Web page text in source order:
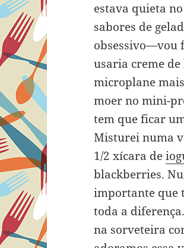
estava quieta
sabores de
obsessivo—vou
usaria creme
microplane
moer no mini-
tem que ficar
Misturei numa
1/2 xícara de
blackberries.
importante que
toda a
na sorveteira